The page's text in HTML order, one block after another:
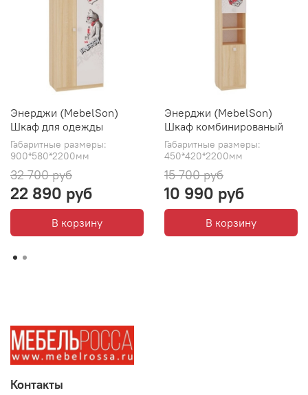
Энерджи (MebelSon)
Шкаф для одежды
Габаритные размеры:
900*580*2200мм
32 700 руб
22 890 руб
В корзину
Энерджи (MebelSon)
Шкаф комбинированый
Габаритные размеры:
450*420*2200мм
15 700 руб
10 990 руб
В корзину
Контакты